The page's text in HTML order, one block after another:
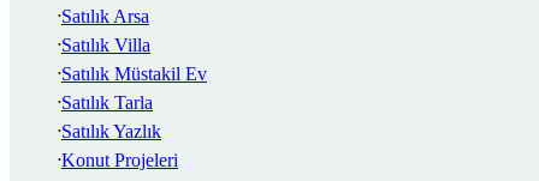
Satılık Arsa
Satılık Villa
Satılık Müstakil Ev
Satılık Tarla
Satılık Yazlık
Konut Projeleri